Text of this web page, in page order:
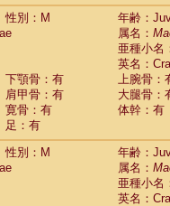
Colobus guereza (0)
Colobus polykomos
Piliocolobus badius
Kasi senex vetulus(0)
Kasi senex
Nasalis larvatus(0)
Presbytes
Pygathrix nemaeus
Semnopithecus
Trachypithecus
Trachypithecus
Trachypithecus
性別：M
年齢：
属名：
亜種小名
英名：
下顎骨：有
上腕骨：
肩甲骨：有
大腿骨：
寛骨：有
体幹：有
足：有
性別：M
年齢：
属名：
亜種小名
英名：